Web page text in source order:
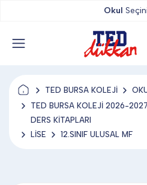
TED YAYINLARI
TED LOKUM
Okul
TED BURSA KOLEJİ
TED BURSA KOLEJİ 2026-
DERS KİTAPLARI
LİSE
12.SINIF ULUSAL MF